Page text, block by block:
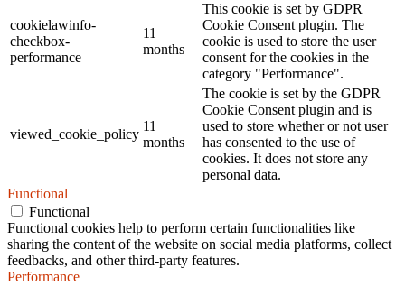
cookielawinfo-
checkbox-
performance
11
months
This cookie is set by GDPR
Cookie Consent plugin. The
cookie is used to store the user
consent for the cookies in the
category "Performance".
viewed_cookie_policy
11
months
The cookie is set by the GDPR
Cookie Consent plugin and is
used to store whether or not user
has consented to the use of
cookies. It does not store any
personal data.
Functional
Functional
Functional cookies help to perform certain functionalities like
sharing the content of the website on social media platforms, collect
feedbacks, and other third-party features.
Performance